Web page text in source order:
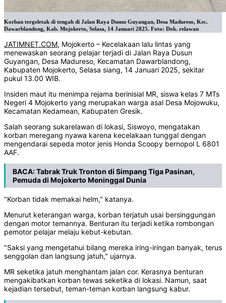
Korban tergeletak di tengah di Jalan Raya Dusun Guyangan, Desa Madureso, Kec.
Dawarblandong, Kab. Mojokerto, Selasa, 14 Januari 2025. Foto: Dok. relawan
JATIMNET.COM, Mojokerto – Kecelakaan lalu lintas yang
menewaskan seorang pelajar terjadi di Jalan Raya Dusun
Guyangan, Desa Madureso, Kecamatan Dawarblandong,
Kabupaten Mojokerto, Selasa siang, 14 Januari 2025, sekitar
pukul 13.00 WIB.
Insiden maut itu menimpa rejama berinisial MR, siswa kelas 7 MTs
Negeri 4 Mojokerto yang merupakan warga asal Desa Mojowuku,
Kecamatan Kedamean, Kabupaten Gresik.
Salah seorang sukarelawan di lokasi, Siswoyo, mengatakan
korban meregang nyawa karena kecelakaan tunggal dengan
mengendarai sepeda motor jenis Honda Scoopy bernopol L 6801
AAF.
BACA:Tabrak Truk Tronton di Simpang Tiga Pasinan,
Pemuda di Mojokerto Meninggal Dunia
"Korban tidak memakai helm," katanya.
Menurut keterangan warga, korban terjatuh usai bersinggungan
dengan motor temannya. Benturan itu terjadi ketika rombongan
pemotor pelajar melaju kebut-kebutan.
"Saksi yang mengetahui bilang mereka iring-iringan banyak, terus
senggolan dan langsung jatuh," ujarnya.
MR seketika jatuh menghantam jalan cor. Kerasnya benturan
mengakibatkan korban tewas seketika di lokasi. Namun, saat
kejadian tersebut, teman-teman korban langsung kabur.